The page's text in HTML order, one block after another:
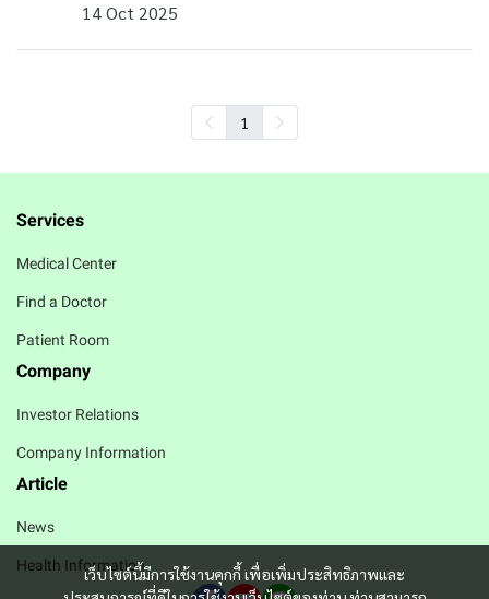
14 Oct 2025
1
เว็บไซต์นี้มีการใช้งานคุกกี้ เพื่อเพิ่มประสิทธิภาพและ
Services
Medical Center
Find a Doctor
Patient Room
Company
Investor Relations
Company Information
Article
News
Health Information